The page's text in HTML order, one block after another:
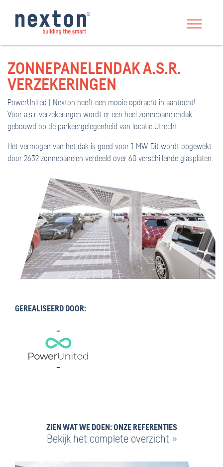
ZONNEPANELENDAK A.S.R.
VERZEKERINGEN
PowerUnited | Nexton heeft een mooie opdracht in aantocht!
Voor a.s.r. verzekeringen wordt er een heel zonnepanelendak
gebouwd op de parkeergelegenheid van locatie Utrecht.
Het vermogen van het dak is goed voor 1 MW. Dit wordt opgewekt
door 2632 zonnepanelen verdeeld over 60 verschillende glasplaten.
GEREALISEERD DOOR:
ZIEN WAT WE DOEN: ONZE REFERENTIES
Bekijk het complete overzicht »